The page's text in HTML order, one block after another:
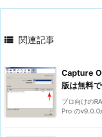
 関連記事
Capture
版は無料
プロ向けの
Pro のv9.0.0